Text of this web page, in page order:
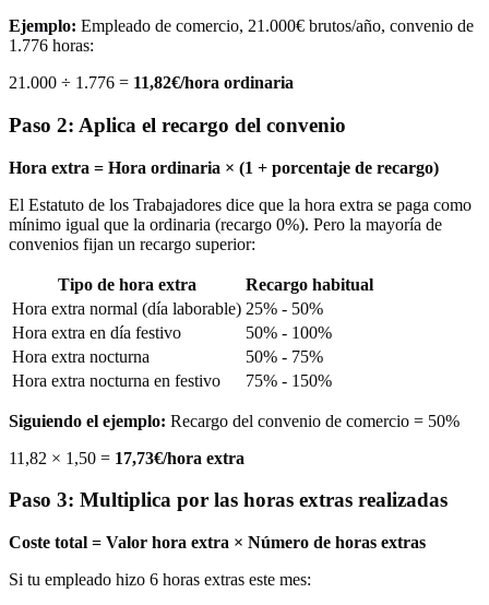
Ejemplo: Empleado de comercio, 21.000€ brutos/año, convenio de
1.776 horas:
21.000 ÷ 1.776 = 11,82€/hora ordinaria
Paso 2: Aplica el recargo del convenio
Hora extra = Hora ordinaria × (1 + porcentaje de recargo)
El Estatuto de los Trabajadores dice que la hora extra se paga como
mínimo igual que la ordinaria (recargo 0%). Pero la mayoría de
convenios fijan un recargo superior:
Tipo de hora extra
Recargo habitual
Hora extra normal (día laborable) 25% - 50%
Hora extra en día festivo
50% - 100%
Hora extra nocturna
50% - 75%
Hora extra nocturna en festivo
75% - 150%
Siguiendo el ejemplo: Recargo del convenio de comercio = 50%
11,82 × 1,50 = 17,73€/hora extra
Paso 3: Multiplica por las horas extras realizadas
Coste total = Valor hora extra × Número de horas extras
Si tu empleado hizo 6 horas extras este mes: